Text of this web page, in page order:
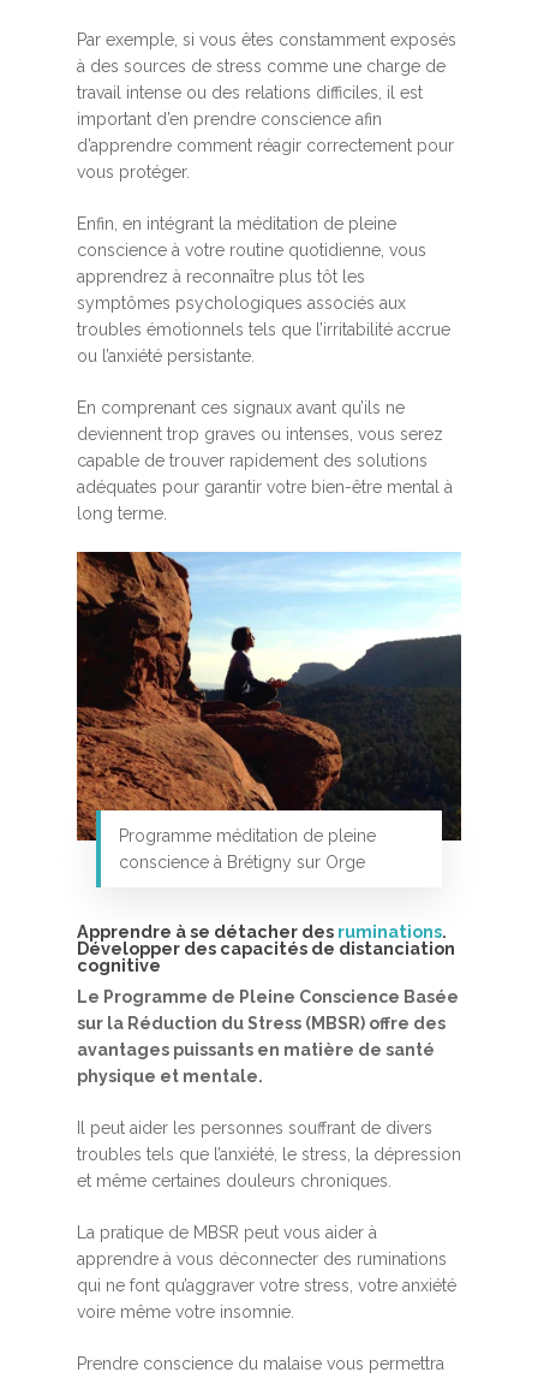
Par exemple, si vous êtes constamment exposés
à des sources de stress comme une charge de
travail intense ou des relations difficiles, il est
important d’en prendre conscience afin
d’apprendre comment réagir correctement pour
vous protéger.
Enfin, en intégrant la méditation de pleine
conscience à votre routine quotidienne, vous
apprendrez à reconnaître plus tôt les
symptômes psychologiques associés aux
troubles émotionnels tels que l’irritabilité accrue
ou l’anxiété persistante.
En comprenant ces signaux avant qu’ils ne
deviennent trop graves ou intenses, vous serez
capable de trouver rapidement des solutions
adéquates pour garantir votre bien-être mental à
long terme.
Programme méditation de pleine
conscience à Brétigny sur Orge
Apprendre à se détacher des ruminations.
Développer des capacités de distanciation
cognitive
Le Programme de Pleine Conscience Basée
sur la Réduction du Stress (MBSR) offre des
avantages puissants en matière de santé
physique et mentale.
Il peut aider les personnes souffrant de divers
troubles tels que l’anxiété, le stress, la dépression
et même certaines douleurs chroniques.
La pratique de MBSR peut vous aider à
apprendre à vous déconnecter des ruminations
qui ne font qu’aggraver votre stress, votre anxiété
voire même votre insomnie.
Prendre conscience du malaise vous permettra
Accueil
Méditation
MBSR
MSC
Méditation pleine
Retraite de pleine
Thérapie :
Somatic
Thérapie
Programmes
Développement